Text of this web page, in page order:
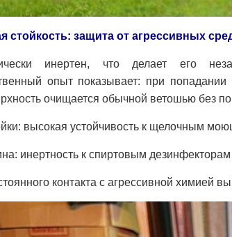
стойкость: защита от агрессивных
инертен, что делает его
опыт показывает: при
очищается обычной ветошью без
высокая устойчивость к щелочным
инертность к спиртовым дезинфекторам
контакта с агрессивной химией